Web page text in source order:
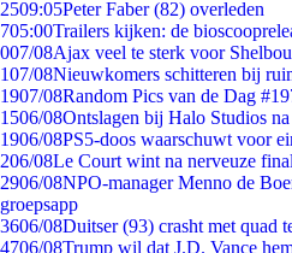
2509:05Peter Faber (82) overleden
705:00Trailers kijken: de
007/08Ajax veel te sterk voor
107/08Nieuwkomers schitteren bij
1907/08Random Pics van de Dag
1506/08Ontslagen bij Halo Studios
1906/08PS5-doos waarschuwt voor
206/08Le Court wint na nerveuze
2906/08NPO-manager Menno de
groepsapp
3606/08Duitser (93) crasht met quad
4706/08Trump wil dat J.D. Vance